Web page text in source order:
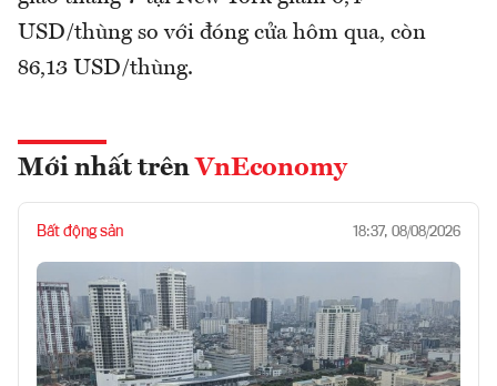
USD/thùng so với đóng cửa hôm qua, còn
86,13 USD/thùng.
Mới nhất trên VnEconomy
Bất động sản 18:37, 08/08/2026